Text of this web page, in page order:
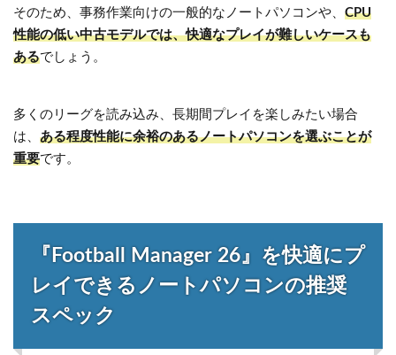
そのため、事務作業向けの一般的なノートパソコンや、 CPU
性能の低い中古モデルでは、快適なプレイが難しいケースも
あるでしょう。
多くのリーグを読み込み、長期間プレイを楽しみたい場合
は、 ある程度性能に余裕のあるノートパソコンを選ぶことが
重要です。
『Football Manager 26』を快適にプ
レイできるノートパソコンの推奨
スペック